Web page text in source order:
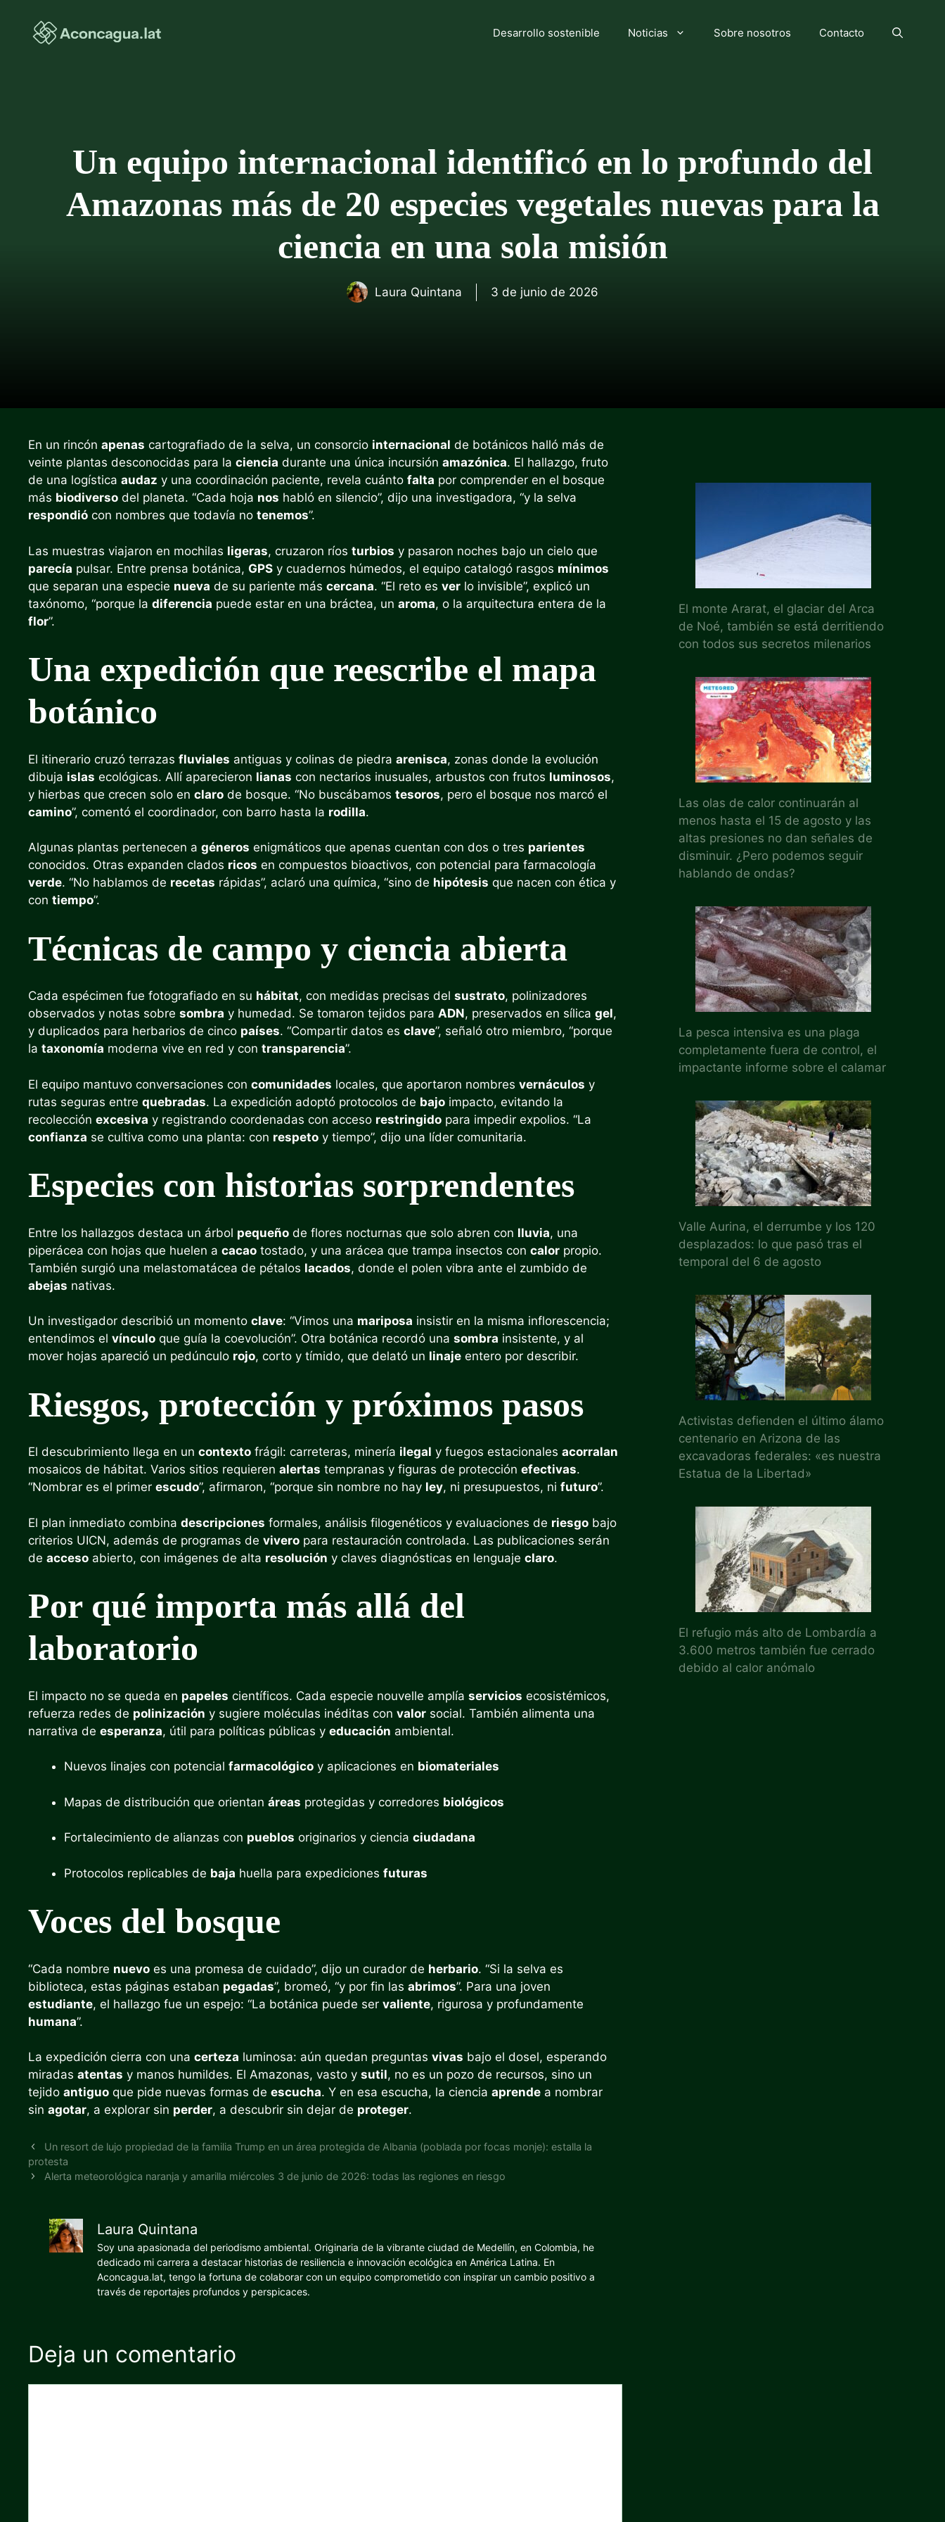
contenido
Desarrollo sostenible Noticias Sobre nosotros Contacto
Un equipo internacional identificó en lo profundo del
Amazonas más de 20 especies vegetales nuevas para la
ciencia en una sola misión
Laura Quintana 3 de junio de 2026
En un rincón apenas cartografiado de la selva, un consorcio internacional de botánicos halló más de
veinte plantas desconocidas para la ciencia durante una única incursión amazónica. El hallazgo, fruto
de una logística audaz y una coordinación paciente, revela cuánto falta por comprender en el bosque
más biodiverso del planeta. “Cada hoja nos habló en silencio”, dijo una investigadora, “y la selva
respondió con nombres que todavía no tenemos”.
Las muestras viajaron en mochilas ligeras, cruzaron ríos turbios y pasaron noches bajo un cielo que
parecía pulsar. Entre prensa botánica, GPS y cuadernos húmedos, el equipo catalogó rasgos mínimos
que separan una especie nueva de su pariente más cercana. “El reto es ver lo invisible”, explicó un
taxónomo, “porque la diferencia puede estar en una bráctea, un aroma, o la arquitectura entera de la
flor”.
Una expedición que reescribe el mapa
botánico
El itinerario cruzó terrazas fluviales antiguas y colinas de piedra arenisca, zonas donde la evolución
dibuja islas ecológicas. Allí aparecieron lianas con nectarios inusuales, arbustos con frutos luminosos,
y hierbas que crecen solo en claro de bosque. “No buscábamos tesoros, pero el bosque nos marcó el
camino”, comentó el coordinador, con barro hasta la rodilla.
Algunas plantas pertenecen a géneros enigmáticos que apenas cuentan con dos o tres parientes
conocidos. Otras expanden clados ricos en compuestos bioactivos, con potencial para farmacología
verde. “No hablamos de recetas rápidas”, aclaró una química, “sino de hipótesis que nacen con ética y
con tiempo”.
Técnicas de campo y ciencia abierta
Cada espécimen fue fotografiado en su hábitat, con medidas precisas del sustrato, polinizadores
observados y notas sobre sombra y humedad. Se tomaron tejidos para ADN, preservados en sílica gel,
y duplicados para herbarios de cinco países. “Compartir datos es clave”, señaló otro miembro, “porque
la taxonomía moderna vive en red y con transparencia”.
El equipo mantuvo conversaciones con comunidades locales, que aportaron nombres vernáculos y
rutas seguras entre quebradas. La expedición adoptó protocolos de bajo impacto, evitando la
recolección excesiva y registrando coordenadas con acceso restringido para impedir expolios. “La
confianza se cultiva como una planta: con respeto y tiempo”, dijo una líder comunitaria.
Especies con historias sorprendentes
Entre los hallazgos destaca un árbol pequeño de flores nocturnas que solo abren con lluvia, una
piperácea con hojas que huelen a cacao tostado, y una arácea que trampa insectos con calor propio.
También surgió una melastomatácea de pétalos lacados, donde el polen vibra ante el zumbido de
abejas nativas.
Un investigador describió un momento clave: “Vimos una mariposa insistir en la misma inflorescencia;
entendimos el vínculo que guía la coevolución”. Otra botánica recordó una sombra insistente, y al
mover hojas apareció un pedúnculo rojo, corto y tímido, que delató un linaje entero por describir.
Riesgos, protección y próximos pasos
El descubrimiento llega en un contexto frágil: carreteras, minería ilegal y fuegos estacionales acorralan
mosaicos de hábitat. Varios sitios requieren alertas tempranas y figuras de protección efectivas.
“Nombrar es el primer escudo”, afirmaron, “porque sin nombre no hay ley, ni presupuestos, ni futuro”.
El plan inmediato combina descripciones formales, análisis filogenéticos y evaluaciones de riesgo bajo
criterios UICN, además de programas de vivero para restauración controlada. Las publicaciones serán
de acceso abierto, con imágenes de alta resolución y claves diagnósticas en lenguaje claro.
Por qué importa más allá del
laboratorio
El impacto no se queda en papeles científicos. Cada especie nouvelle amplía servicios ecosistémicos,
refuerza redes de polinización y sugiere moléculas inéditas con valor social. También alimenta una
narrativa de esperanza, útil para políticas públicas y educación ambiental.
Nuevos linajes con potencial farmacológico y aplicaciones en biomateriales
Mapas de distribución que orientan áreas protegidas y corredores biológicos
Fortalecimiento de alianzas con pueblos originarios y ciencia ciudadana
Protocolos replicables de baja huella para expediciones futuras
Voces del bosque
“Cada nombre nuevo es una promesa de cuidado”, dijo un curador de herbario. “Si la selva es
biblioteca, estas páginas estaban pegadas”, bromeó, “y por fin las abrimos”. Para una joven
estudiante, el hallazgo fue un espejo: “La botánica puede ser valiente, rigurosa y profundamente
humana”.
La expedición cierra con una certeza luminosa: aún quedan preguntas vivas bajo el dosel, esperando
miradas atentas y manos humildes. El Amazonas, vasto y sutil, no es un pozo de recursos, sino un
tejido antiguo que pide nuevas formas de escucha. Y en esa escucha, la ciencia aprende a nombrar
sin agotar, a explorar sin perder, a descubrir sin dejar de proteger.
Un resort de lujo propiedad de la familia Trump en un área protegida de Albania (poblada por focas monje): estalla la
protesta
Alerta meteorológica naranja y amarilla miércoles 3 de junio de 2026: todas las regiones en riesgo
Laura Quintana
Soy una apasionada del periodismo ambiental. Originaria de la vibrante ciudad de Medellín, en Colombia, he
dedicado mi carrera a destacar historias de resiliencia e innovación ecológica en América Latina. En
Aconcagua.lat, tengo la fortuna de colaborar con un equipo comprometido con inspirar un cambio positivo a
través de reportajes profundos y perspicaces.
Deja un comentario
El monte Ararat, el glaciar del Arca
de Noé, también se está derritiendo
con todos sus secretos milenarios
Las olas de calor continuarán al
menos hasta el 15 de agosto y las
altas presiones no dan señales de
disminuir. ¿Pero podemos seguir
hablando de ondas?
La pesca intensiva es una plaga
completamente fuera de control, el
impactante informe sobre el calamar
Valle Aurina, el derrumbe y los 120
desplazados: lo que pasó tras el
temporal del 6 de agosto
Activistas defienden el último álamo
centenario en Arizona de las
excavadoras federales: «es nuestra
Estatua de la Libertad»
El refugio más alto de Lombardía a
3.600 metros también fue cerrado
debido al calor anómalo